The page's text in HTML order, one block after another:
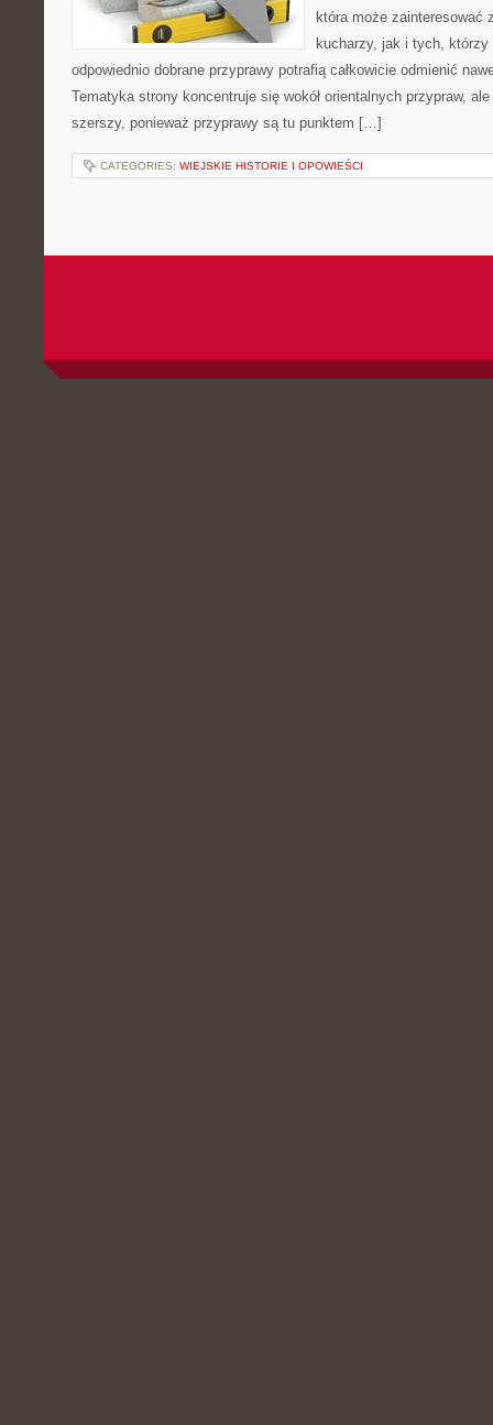
która może zainteresować
kucharzy, jak i tych, którzy
odpowiednio dobrane przyprawy potrafią całkowicie odmienić
Tematyka strony koncentruje się wokół orientalnych przypraw,
szerszy, ponieważ przyprawy są tu punktem […]
CATEGORIES: WIEJSKIE HISTORIE I OPOWIEŚCI